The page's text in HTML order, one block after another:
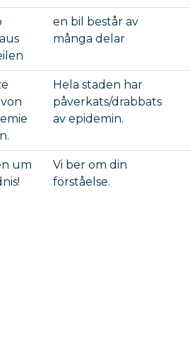
en bil består av
många delar
Hela staden har
påverkats/drabbats
av epidemin.
um
Vi ber om din
förståelse.